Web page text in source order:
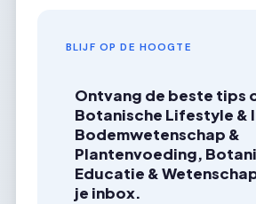
BLIJF OP DE HOOGTE
Ontvang de beste tips
Botanische Lifestyle &
Bodemwetenschap &
Plantenvoeding,
Educatie &
je inbox.